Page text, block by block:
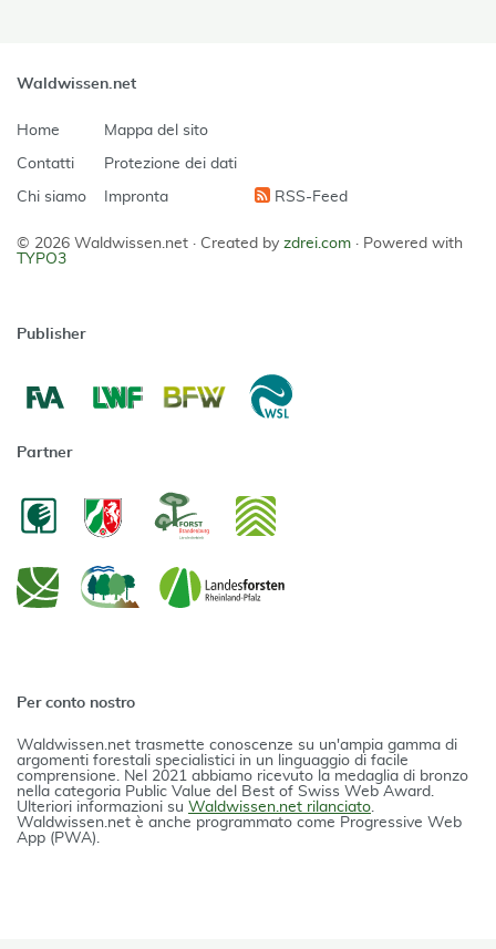
Waldwissen.net
Home
Contatti
Chi siamo
Mappa del sito
Protezione dei dati
Impronta RSS-Feed
© 2026 Waldwissen.net · Created by zdrei.com · Powered with
TYPO3
Publisher
Partner
Per conto nostro
Waldwissen.net trasmette conoscenze su un'ampia gamma di
argomenti forestali specialistici in un linguaggio di facile
comprensione. Nel 2021 abbiamo ricevuto la medaglia di bronzo
nella categoria Public Value del Best of Swiss Web Award.
Ulteriori informazioni su Waldwissen.net rilanciato.
Waldwissen.net è anche programmato come Progressive Web
App (PWA).